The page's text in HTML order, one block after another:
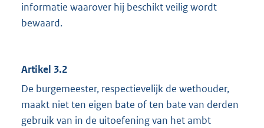
informatie waarover hij beschikt veilig wordt
bewaard.
Artikel 3.2
De burgemeester, respectievelijk de wethouder,
maakt niet ten eigen bate of ten bate van derden
gebruik van in de uitoefening van het ambt